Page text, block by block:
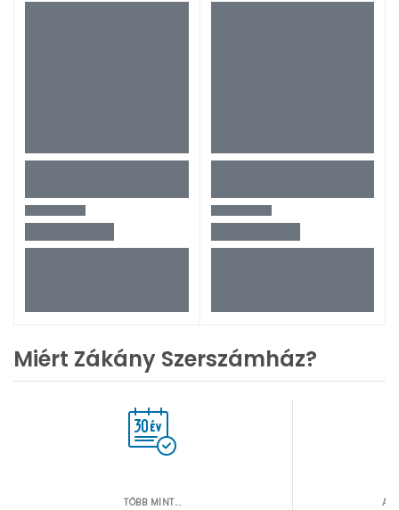
Miért Zákány Szerszámház?
TÖBB MINT...